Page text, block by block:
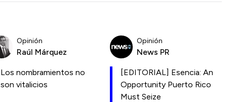
Opinión
Raúl Márquez
Los nombramientos no
son vitalicios
Opinión
News PR
[EDITORIAL] Esencia: An
Opportunity Puerto Rico
Must Seize